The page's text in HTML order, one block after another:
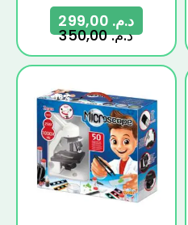
د.م.350,00
د.م.
-16%